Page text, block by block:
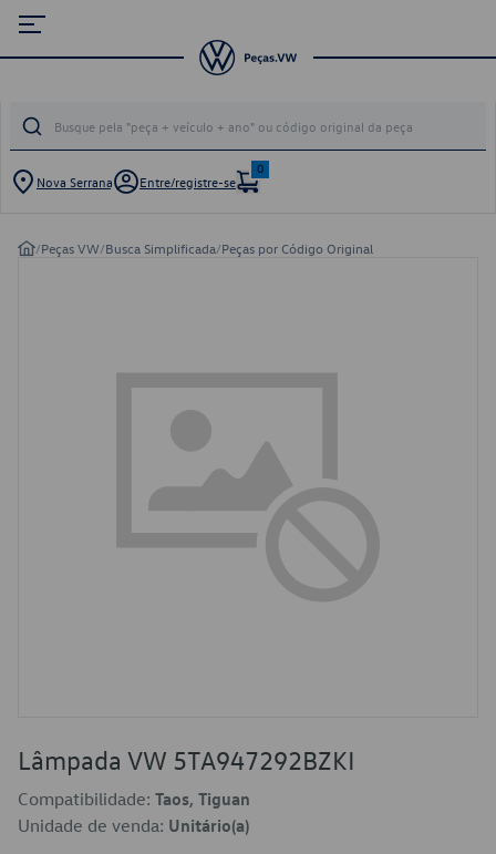
Nova Serrana Entre/registre-se
0
/Peças VW/Busca Simplificada/Peças por Código Original
Lâmpada VW 5TA947292BZKI
Compatibilidade: Taos, Tiguan
Unidade de venda: Unitário(a)